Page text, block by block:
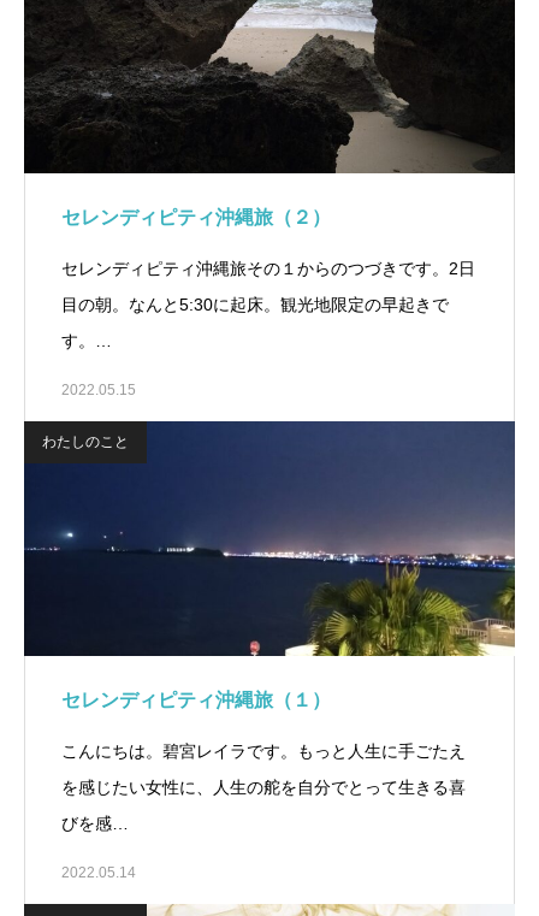
セレンディピティ沖縄旅（２）
セレンディピティ沖縄旅その１からのつづきです。2日
目の朝。なんと5:30に起床。観光地限定の早起きで
す。…
2022.05.15
わたしのこと
セレンディピティ沖縄旅（１）
こんにちは。碧宮レイラです。もっと人生に手ごたえ
を感じたい女性に、人生の舵を自分でとって生きる喜
びを感…
2022.05.14